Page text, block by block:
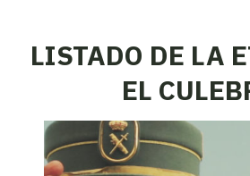
LISTADO DE LA
EL